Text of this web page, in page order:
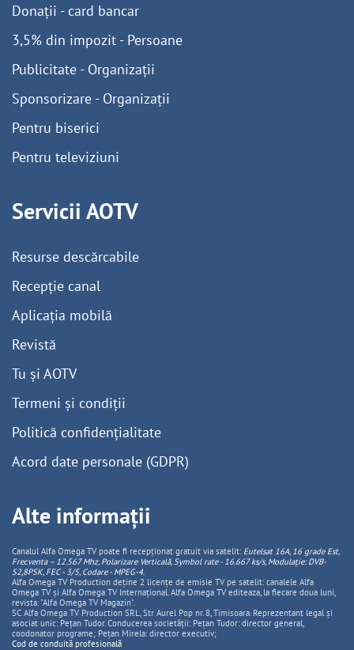
Donații - card bancar
3,5% din impozit - Persoane
Publicitate - Organizații
Sponsorizare - Organizații
Pentru biserici
Pentru televiziuni
Servicii AOTV
Resurse descărcabile
Recepție canal
Aplicația mobilă
Revistă
Tu și AOTV
Termeni și condiții
Politică confidențialitate
Acord date personale (GDPR)
Alte informații
Canalul Alfa Omega TV poate fi recepționat gratuit via satelit: Eutelsat 16A, 16 grade Est,
Frecventa – 12.567 Mhz, PolarizareVerticală, Symbol rate - 16.667 ks/s, Modulație: DVB-
S2,8PSK, FEC - 3/5, Codare - MPEG-4.
Alfa Omega TV Production deține 2 licențe de emisie TV pe satelit: canalele Alfa
Omega TV și Alfa Omega TV Internațional. Alfa Omega TV editeaza, la fiecare doua luni,
revista: "Alfa Omega TV Magazin".
SC Alfa Omega TV Production SRL, Str Aurel Pop nr. 8, Timisoara. Reprezentant legal și
asociat unic: Pețan Tudor. Conducerea societății: Pețan Tudor: director general,
coodonator programe; Pețan Mirela: director executiv;
Cod de conduită profesională